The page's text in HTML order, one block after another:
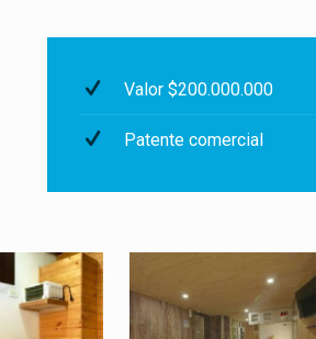
Valor $200.000.000
Patente comercial